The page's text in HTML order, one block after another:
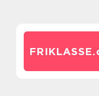
FRIKLASSE.